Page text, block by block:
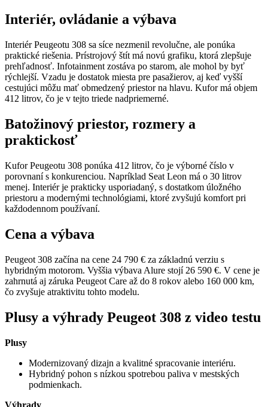
Interiér, ovládanie a výbava
Interiér Peugeotu 308 sa síce nezmenil revolučne, ale ponúka
praktické riešenia. Prístrojový štít má novú grafiku, ktorá zlepšuje
prehľadnosť. Infotainment zostáva po starom, ale mohol by byť
rýchlejší. Vzadu je dostatok miesta pre pasažierov, aj keď vyšší
cestujúci môžu mať obmedzený priestor na hlavu. Kufor má objem
412 litrov, čo je v tejto triede nadpriemerné.
Batožinový priestor, rozmery a
praktickosť
Kufor Peugeotu 308 ponúka 412 litrov, čo je výborné číslo v
porovnaní s konkurenciou. Napríklad Seat Leon má o 30 litrov
menej. Interiér je prakticky usporiadaný, s dostatkom úložného
priestoru a modernými technológiami, ktoré zvyšujú komfort pri
každodennom používaní.
Cena a výbava
Peugeot 308 začína na cene 24 790 € za základnú verziu s
hybridným motorom. Vyššia výbava Alure stojí 26 590 €. V cene je
zahrnutá aj záruka Peugeot Care až do 8 rokov alebo 160 000 km,
čo zvyšuje atraktivitu tohto modelu.
Plusy a výhrady Peugeot 308 z video testu
Plusy
Modernizovaný dizajn a kvalitné spracovanie interiéru.
Hybridný pohon s nízkou spotrebou paliva v mestských
podmienkach.
Výhrady